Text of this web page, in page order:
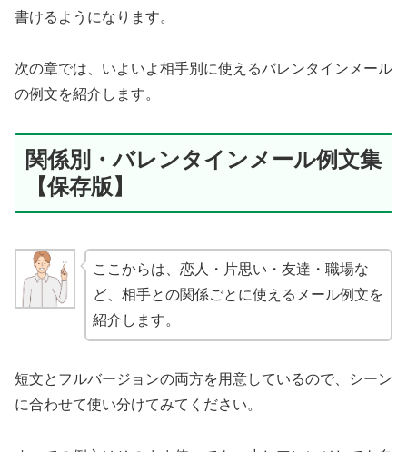
書けるようになります。
次の章では、いよいよ相手別に使えるバレンタインメール
の例文を紹介します。
関係別・バレンタインメール例文集
【保存版】
ここからは、恋人・片思い・友達・職場な
ど、相手との関係ごとに使えるメール例文を
紹介します。
短文とフルバージョンの両方を用意しているので、シーン
に合わせて使い分けてみてください。